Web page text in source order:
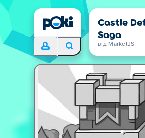
Castle
Saga
від MarketJS